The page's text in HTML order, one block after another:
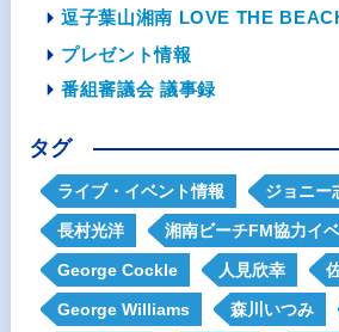
逗子葉山湘南 LOVE THE
プレゼント情報
番組審議会 議事録
タグ
ライブ・イベント情報 ジョニー
長村光洋 湘南ビーチFM協力イ
George Cockle 人見欣幸
George Williams 森川いつみ